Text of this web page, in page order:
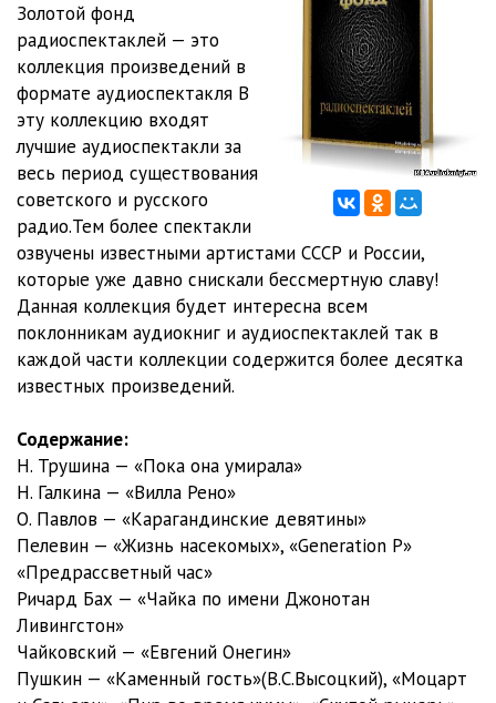
Вилла Рено (Часть 5)
7/Павлов Олег - Карагандинские девятины
Карагандинские девятины 1
Карагандинские девятины 2 24:36
Карагандинские девятины 3 24:42
Карагандинские девятины 4
7/Пелевин Виктор - Жизнь насекомых
Часть 01 - 01.07.2002
14:00
Часть 02 - 02.07.2002 13:58
Часть 03 - 03.07.2002
Часть 05 - 05.07.2002
Часть 06 - 08.07.2002
Часть 07 - 09.07.2002
Часть 08 - 10.07.2002
Часть 09 - 11.07.2002
Часть 10 - 12.07.2002 14:01
Золотой фонд
радиоспектаклей — это
коллекция произведений в
формате аудиоспектакля В
эту коллекцию входят
лучшие аудиоспектакли за
весь период существования
советского и русского
радио.Тем более спектакли
озвучены известными артистами СССР и России,
которые уже давно снискали бессмертную славу!
Данная коллекция будет интересна всем
поклонникам аудиокниг и аудиоспектаклей так в
каждой части коллекции содержится более десятка
известных произведений.
Содержание:
Н. Трушина — «Пока она умирала»
Н. Галкина — «Вилла Рено»
О. Павлов — «Карагандинские девятины»
Пелевин — «Жизнь насекомых», «Generation P»
«Предрассветный час»
Ричард Бах — «Чайка по имени Джонотан
Ливингстон»
Чайковский — «Евгений Онегин»
Пушкин — «Каменный гость»(В.С.Высоцкий), «Моцарт